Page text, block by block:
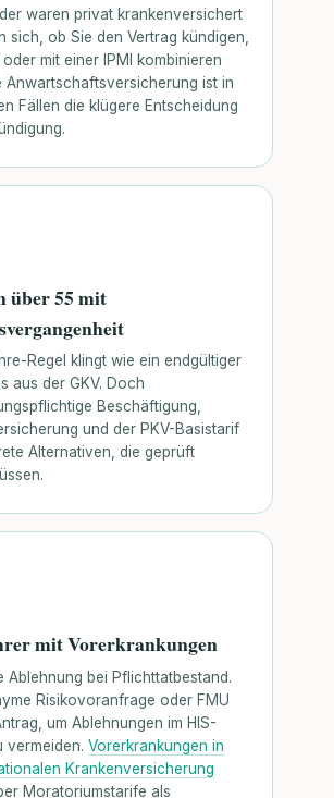
waren privat krankenversichert
sich, ob Sie den Vertrag kündigen,
mit einer IPMI kombinieren
Anwartschaftsversicherung ist in
Fällen die klügere Entscheidung
über 55 mit
Regel klingt wie ein endgültiger
aus der GKV. Doch
Beschäftigung,
und der PKV-Basistarif
Alternativen, die geprüft
mit Vorerkrankungen
Ablehnung bei Pflichttatbestand.
Risikovoranfrage oder FMU
um Ablehnungen im HIS-
vermeiden. Vorerkrankungen in
Krankenversicherung
Moratoriumstarife als